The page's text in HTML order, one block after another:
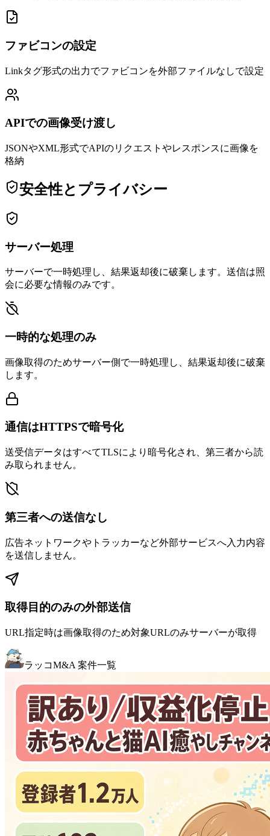
ファビコンの設定
Linkタグ形式の出力でファビコンを外部ファイルなしで設定
APIでの画像受け渡し
JSONやXML形式でAPIのリクエストやレスポンスに画像を
格納
安全性とプライバシー
サーバー処理
サーバーで一時処理し、結果返却後に破棄します。送信は照
会に必要な情報のみです。
一時的な処理のみ
画像取得のためサーバー側で一時処理し、結果返却後に破棄
します。
通信はHTTPSで暗号化
送受信データはすべてTLSにより暗号化され、第三者から読
み取られません。
第三者への送信なし
広告ネットワークやトラッカーなど外部サービスへ入力内容
を送信しません。
取得目的のみの外部送信
URL指定時は画像取得のため対象URLのみサーバーが取得
ラッコM&A 案件一覧